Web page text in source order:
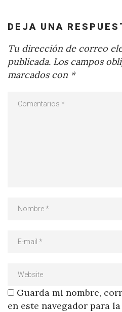
DEJA UNA
Tu dirección de correo
publicada. Los campos
marcados con *
Guarda mi nombre,
en este navegador para